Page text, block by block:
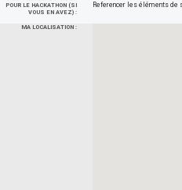
POUR LE HACKATHON (SI
VOUS EN AVEZ) :
Referencer les éléments
MA LOCALISATION :